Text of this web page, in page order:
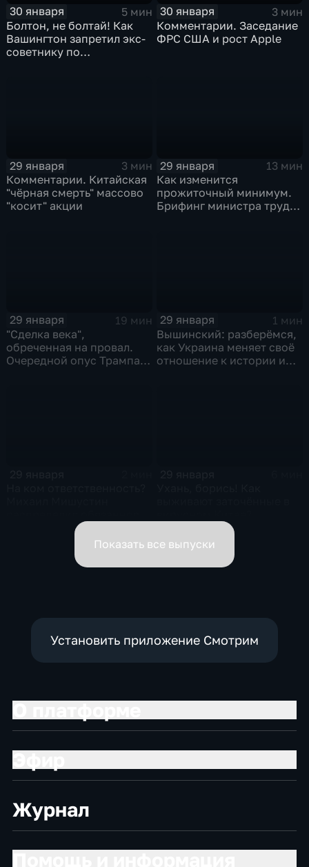
30 января
5 мин
Болтон, не болтай! Как
Вашингтон запретил экс-
советнику по
30 января
3 мин
Комментарии. Заседание
ФРС США и рост Apple
29 января
3 мин
Комментарии. Китайская
"чёрная смерть" массово
"косит" акции
29 января
13 мин
Как изменится
прожиточный минимум.
Брифинг министра труда
29 января
19 мин
"Сделка века",
обреченная на провал.
Очередной опус Трампа.
29 января
1 мин
Вышинский: разберёмся,
как Украина меняет своё
отношение к истории и
вице-премьеров
Показать все выпуски
Установить приложение Смотрим
Журнал